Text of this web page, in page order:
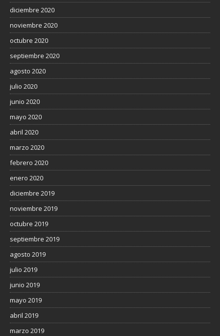
diciembre 2020
noviembre 2020
octubre 2020
septiembre 2020
agosto 2020
julio 2020
junio 2020
mayo 2020
abril 2020
marzo 2020
febrero 2020
enero 2020
diciembre 2019
noviembre 2019
octubre 2019
septiembre 2019
agosto 2019
julio 2019
junio 2019
mayo 2019
abril 2019
marzo 2019